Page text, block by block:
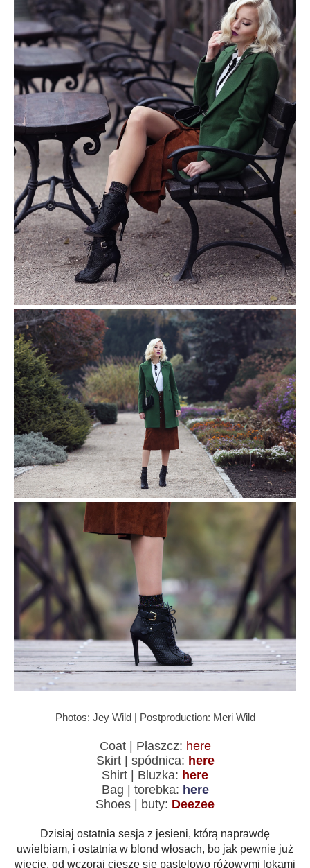
Photos: Jey Wild | Postproduction: Meri Wild
Coat | Płaszcz: here
Skirt | spódnica: here
Shirt | Bluzka: here
Bag | torebka: here
Shoes | buty: Deezee
Dzisiaj ostatnia sesja z jesieni, którą naprawdę
uwielbiam, i ostatnia w blond włosach, bo jak pewnie już
wiecie, od wczoraj cieszę się pastelowo różowymi lokami